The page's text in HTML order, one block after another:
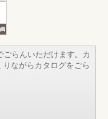
らんいただけます。カ
ながらカタログをごら